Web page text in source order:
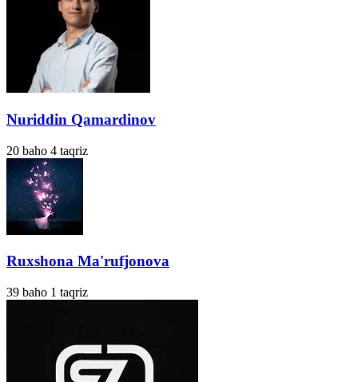
Nuriddin Qamardinov
20 baho 4 taqriz
Ruxshona Ma'rufjonova
39 baho 1 taqriz